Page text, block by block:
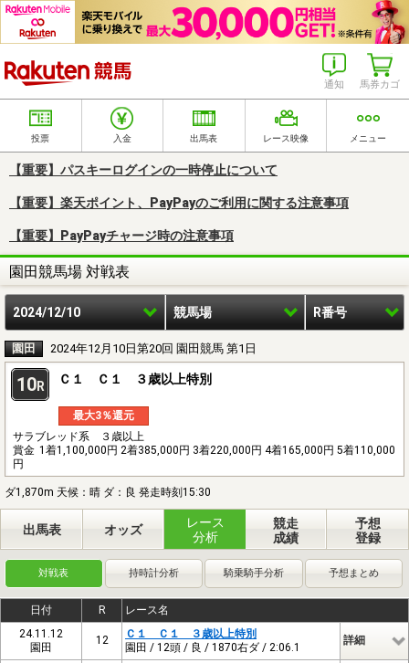
馬券カゴ
通知
投票 入金 出馬表 レース映像 メニュー
【重要】パスキーログインの一時停止について
【重要】楽天ポイント、PayPayのご利用に関する注意事項
【重要】PayPayチャージ時の注意事項
園田競馬場 対戦表
2024/12/10 競馬場 R番号
園田 2024年12月10日第20回 園田競馬 第1日
10R Ｃ１ Ｃ１ ３歳以上特別
最大3％還元
サラブレッド系 ３歳以上
賞金 1着1,100,000円 2着385,000円 3着220,000円 4着165,000円 5着110,000
円
ダ1,870m 天候：晴 ダ：良 発走時刻15:30
出馬表 オッズ
レース
分析
競走
成績
予想
登録
対戦表 持時計分析 騎乗騎手分析 予想まとめ
日付 R
レース名
24.11.12
園田
12
Ｃ１ Ｃ１ ３歳以上特別
園田 / 12頭 / 良 / 1870右ダ / 2:06.1
詳細